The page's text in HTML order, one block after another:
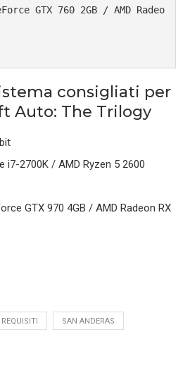
GTX 760 2GB / AMD Radeo
consigliati per
Auto: The Trilogy
i7-2700K / AMD Ryzen 5 2600
GTX 970 4GB / AMD Radeon RX
REQUISITI SAN ANDERAS